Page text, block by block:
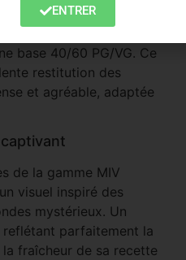
par Made In Vape
garantit la sélection
base 40/60 PG/VG. Ce
restitution des
et agréable, adaptée
de la gamme MIV
visuel inspiré des
mystérieux. Un
parfaitement la
fraîcheur de sa recette
ENTRER